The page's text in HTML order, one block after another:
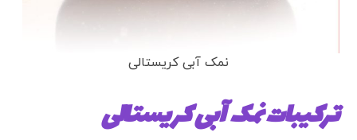
نمک آبی کریستالی
ترکیبات نمک آبی کریستالی